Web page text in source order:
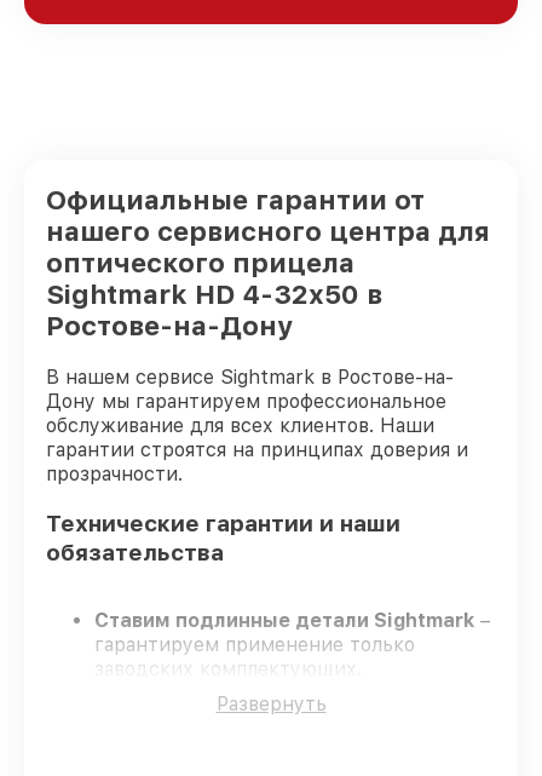
Официальные гарантии от
нашего сервисного центра для
оптического прицела
Sightmark HD 4-32x50 в
Ростове-на-Дону
В нашем сервисе Sightmark в Ростове-на-
Дону мы гарантируем профессиональное
обслуживание для всех клиентов. Наши
гарантии строятся на принципах доверия и
прозрачности.
Технические гарантии и наши
обязательства
Ставим подлинные детали Sightmark –
гарантируем применение только
заводских комплектующих.
Сертифицированные мастера
проходят жёсткий контроль знаний и
Развернуть